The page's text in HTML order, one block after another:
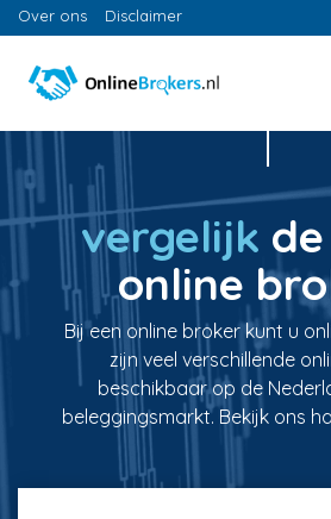
Over ons Disclaimer
vergelijk
online
Bij een online broker kunt u
zijn veel verschillende
beschikbaar op de
beleggingsmarkt. Bekijk ons